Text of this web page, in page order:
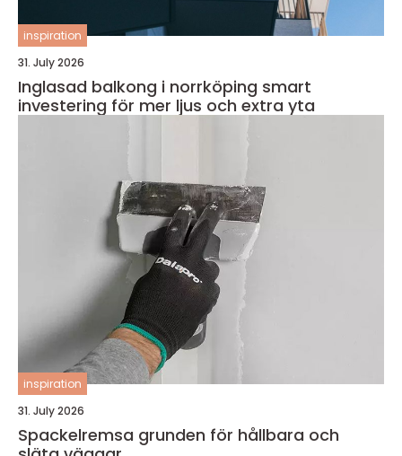
inspiration
31. July 2026
Inglasad balkong i norrköping smart
investering för mer ljus och extra yta
inspiration
31. July 2026
Spackelremsa grunden för hållbara och